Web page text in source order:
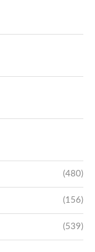
(480)
(156)
(539)